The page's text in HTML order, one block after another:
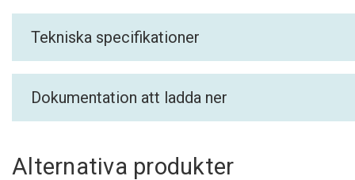
Tekniska specifikationer
Dokumentation att ladda ner
Alternativa produkter